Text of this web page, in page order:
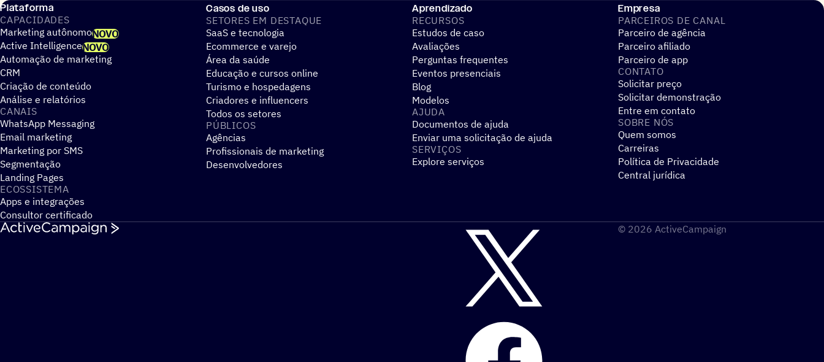
Plataforma
CAPACIDADES
Marketing autônomoNOVO
Active IntelligenceNOVO
Automação de marketing
CRM
Criação de conteúdo
Análise e relatórios
CANAIS
WhatsApp Messaging
Email marketing
Marketing por SMS
Segmentação
Landing Pages
ECOSSISTEMA
Apps e integrações
Consultor certificado
Casos de uso
SETORES EM DESTAQUE
SaaS e tecnologia
Ecommerce e varejo
Área da saúde
Educação e cursos online
Turismo e hospedagens
Criadores e influencers
Todos os setores
PÚBLICOS
Agências
Profissionais de marketing
Desenvolvedores
Aprendizado
RECURSOS
Estudos de caso
Avaliações
Perguntas frequentes
Eventos presenciais
Blog
Modelos
AJUDA
Documentos de ajuda
Enviar uma solicitação de ajuda
SERVIÇOS
Explore serviços
Empresa
PARCEIROS DE CANAL
Parceiro de agência
Parceiro afiliado
Parceiro de app
CONTATO
Solicitar preço
Solicitar demonstração
Entre em contato
SOBRE NÓS
Quem somos
Carreiras
Política de Privacidade
Central jurídica
© 2026 ActiveCampaign